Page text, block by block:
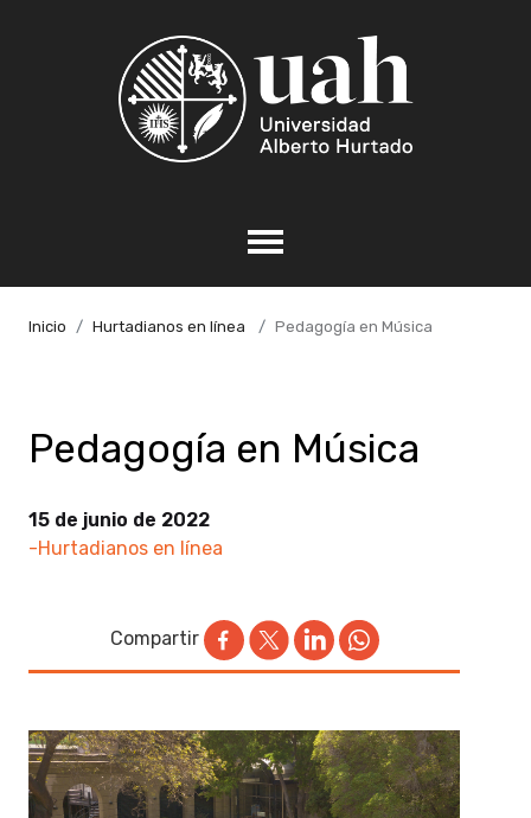
Inicio Hurtadianos en línea Pedagogía en Música
Pedagogía en Música
15 de junio de 2022
-Hurtadianos en línea
Compartir